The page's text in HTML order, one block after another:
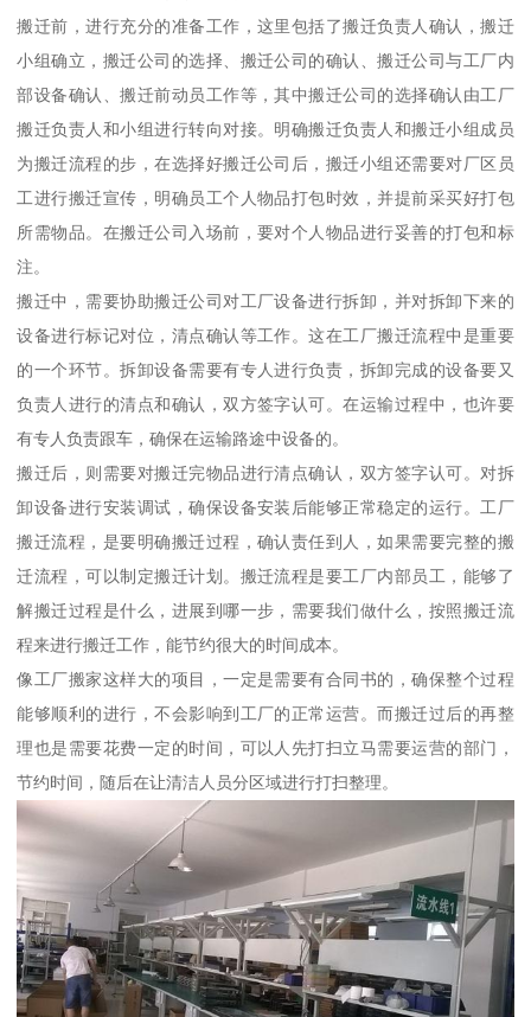
搬迁前，进行充分的准备工作，这里包括了搬迁负责人确认，搬迁
小组确立，搬迁公司的选择、搬迁公司的确认、搬迁公司与工厂内
部设备确认、搬迁前动员工作等，其中搬迁公司的选择确认由工厂
搬迁负责人和小组进行转向对接。明确搬迁负责人和搬迁小组成员
为搬迁流程的步，在选择好搬迁公司后，搬迁小组还需要对厂区员
工进行搬迁宣传，明确员工个人物品打包时效，并提前采买好打包
所需物品。在搬迁公司入场前，要对个人物品进行妥善的打包和标
注。
搬迁中，需要协助搬迁公司对工厂设备进行拆卸，并对拆卸下来的
设备进行标记对位，清点确认等工作。这在工厂搬迁流程中是重要
的一个环节。拆卸设备需要有专人进行负责，拆卸完成的设备要又
负责人进行的清点和确认，双方签字认可。在运输过程中，也许要
有专人负责跟车，确保在运输路途中设备的。
搬迁后，则需要对搬迁完物品进行清点确认，双方签字认可。对拆
卸设备进行安装调试，确保设备安装后能够正常稳定的运行。工厂
搬迁流程，是要明确搬迁过程，确认责任到人，如果需要完整的搬
迁流程，可以制定搬迁计划。搬迁流程是要工厂内部员工，能够了
解搬迁过程是什么，进展到哪一步，需要我们做什么，按照搬迁流
程来进行搬迁工作，能节约很大的时间成本。
像工厂搬家这样大的项目，一定是需要有合同书的，确保整个过程
能够顺利的进行，不会影响到工厂的正常运营。而搬迁过后的再整
理也是需要花费一定的时间，可以人先打扫立马需要运营的部门，
节约时间，随后在让清洁人员分区域进行打扫整理。